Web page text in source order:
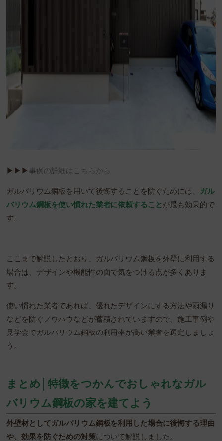
▶︎▶︎▶︎ 事例の詳細はこちらから
ガルバリウム鋼板を用いて後悔することを防ぐためには、 ガル
バリウム鋼板を使い慣れた業者に依頼すること が最も効果的で
す。
ここまで解説したとおり、ガルバリウム鋼板を外壁に利用する
場合は、デザインや機能性の面で気をつける点が多くありま
す。
使い慣れた業者であれば、優れたデザインにする方法や雨漏り
などを防ぐノウハウなどが蓄積されていますので、施工事例や
見学会でガルバリウム鋼板の利用率が高い業者を選定しましょ
う。
まとめ│特徴をつかんでおしゃれなガル
バリウム鋼板の家を建てよう
外壁材としてガルバリウム鋼板を利用した場合に後悔する理由
や、効果を防ぐための対策について解説しました。